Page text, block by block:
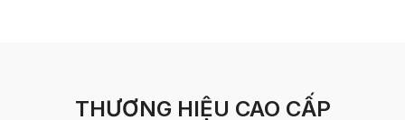
THƯƠNG HIỆU CAO CẤP